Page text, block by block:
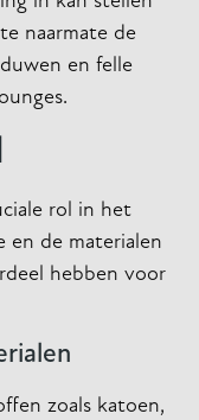
naarmate de
en felle
rol in het
en de materialen
hebben voor
zoals katoen,